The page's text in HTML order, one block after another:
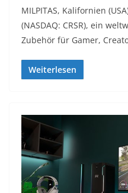
MILPITAS, Kalifornien
(NASDAQ: CRSR), ein
Zubehör für Gamer,
Weiterlesen